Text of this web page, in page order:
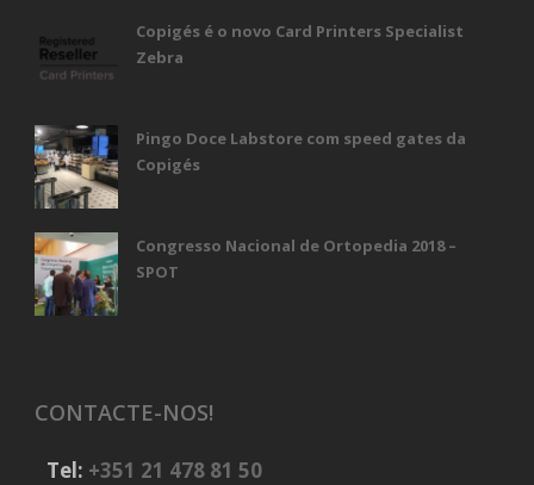
Copigés é o novo Card Printers Specialist
Zebra
Pingo Doce Labstore com speed gates da
Copigés
Congresso Nacional de Ortopedia 2018 –
SPOT
CONTACTE-NOS!
Tel: +351 21 478 81 50